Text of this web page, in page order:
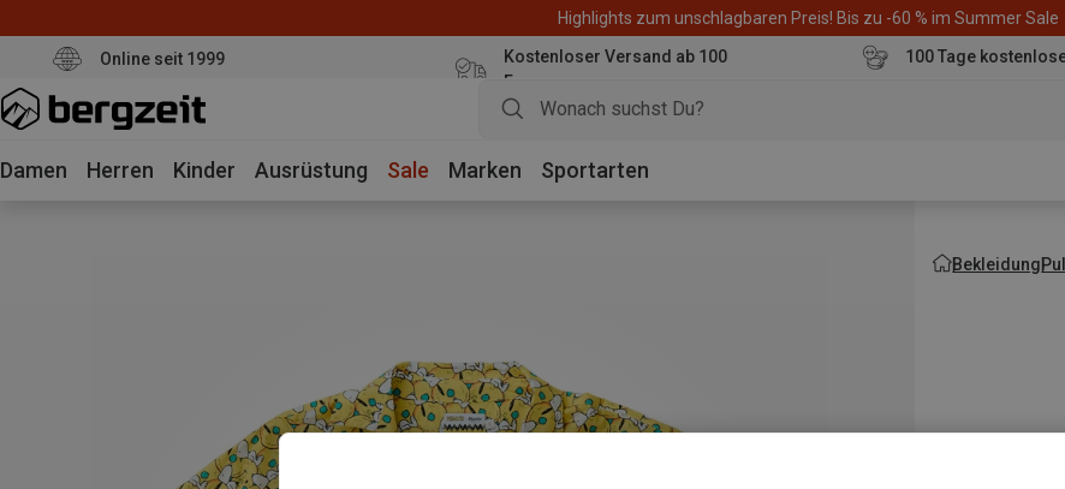
Highlights zum unschlagbaren Preis! Bis zu -60 % im Summer Sale
Online seit 1999
Kostenloser Versand ab 100
Euro
100 Tage
Damen Herren Kinder Ausrüstung Sale Marken Sportarten
Bekleidung